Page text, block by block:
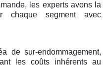
les experts avons la
chaque segment avec
de sur-endommagement,
les coûts inhérents au